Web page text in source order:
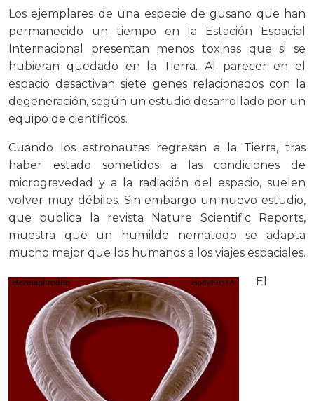
Los ejemplares de una especie de gusano que han
permanecido un tiempo en la Estación Espacial
Internacional presentan menos toxinas que si se
hubieran quedado en la Tierra. Al parecer en el
espacio desactivan siete genes relacionados con la
degeneración, según un estudio desarrollado por un
equipo de científicos.
Cuando los astronautas regresan a la Tierra, tras
haber estado sometidos a las condiciones de
microgravedad y a la radiación del espacio, suelen
volver muy débiles. Sin embargo un nuevo estudio,
que publica la revista Nature Scientific Reports,
muestra que un humilde nematodo se adapta
mucho mejor que los humanos a los viajes espaciales.
El